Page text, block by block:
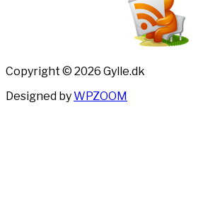
Copyright © 2026 Gylle.dk
Designed byWPZOOM